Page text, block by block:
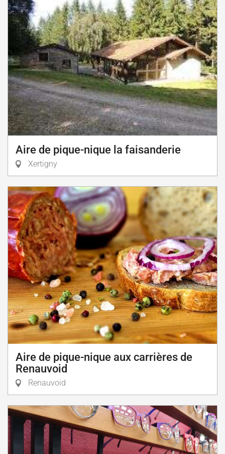
Aire de pique-nique la faisanderie
Xertigny
Aire de pique-nique aux carrières de
Renauvoid
Renauvoid